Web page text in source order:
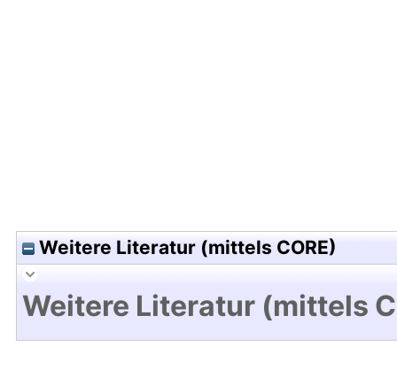
Weitere Literatur (mittels CORE)
Weitere Literatur (mittels